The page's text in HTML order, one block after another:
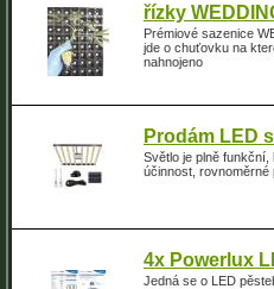
řízky
Prémiové sazenice
jde o chuťovku na
nahnojeno
Prodám LED
Světlo je plně
účinnost, rovnoměrné
4x Powerlux
Jedná se o LED